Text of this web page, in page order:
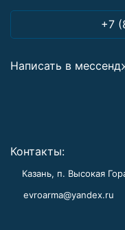
+7
Написать в
Контакты:
Казань, п. Высокая
evroarma@yandex.ru